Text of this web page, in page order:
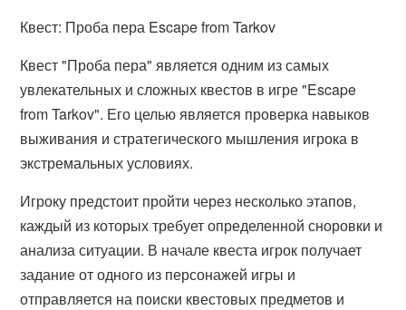
Квест: Проба пера Escape from Tarkov
Квест "Проба пера" является одним из самых
увлекательных и сложных квестов в игре "Escape
from Tarkov". Его целью является проверка навыков
выживания и стратегического мышления игрока в
экстремальных условиях.
Игроку предстоит пройти через несколько этапов,
каждый из которых требует определенной сноровки и
анализа ситуации. В начале квеста игрок получает
задание от одного из персонажей игры и
отправляется на поиски квестовых предметов и